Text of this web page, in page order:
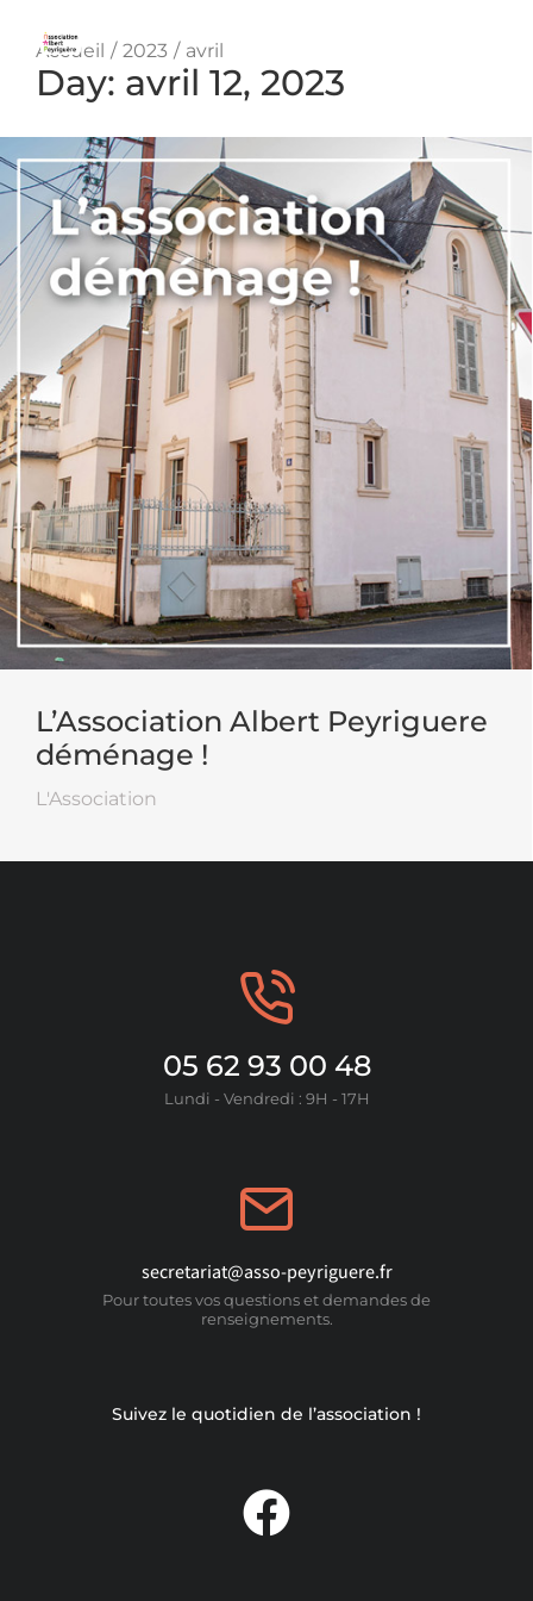
Vous êtes ici :
Accueil 2023 avril
Day: avril 12, 2023
L’Association Albert Peyriguere
déménage !
L'Association
05 62 93 00 48
Lundi - Vendredi : 9H - 17H
secretariat@asso-peyriguere.fr
Pour toutes vos questions et demandes de
renseignements.
Suivez le quotidien de l’association !